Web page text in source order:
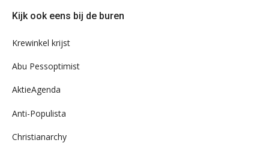
ons
Kijk ook eens bij de buren
Krewinkel krijst
Abu Pessoptimist
AktieAgenda
Anti-Populista
Christianarchy